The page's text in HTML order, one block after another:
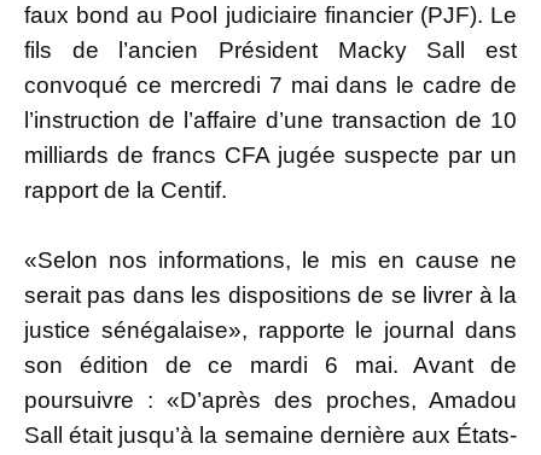
faux bond au Pool judiciaire financier (PJF). Le
fils de l’ancien Président Macky Sall est
convoqué ce mercredi 7 mai dans le cadre de
l’instruction de l’affaire d’une transaction de 10
milliards de francs CFA jugée suspecte par un
rapport de la Centif.
«Selon nos informations, le mis en cause ne
serait pas dans les dispositions de se livrer à la
justice sénégalaise», rapporte le journal dans
son édition de ce mardi 6 mai. Avant de
poursuivre : «D’après des proches, Amadou
Sall était jusqu’à la semaine dernière aux États-